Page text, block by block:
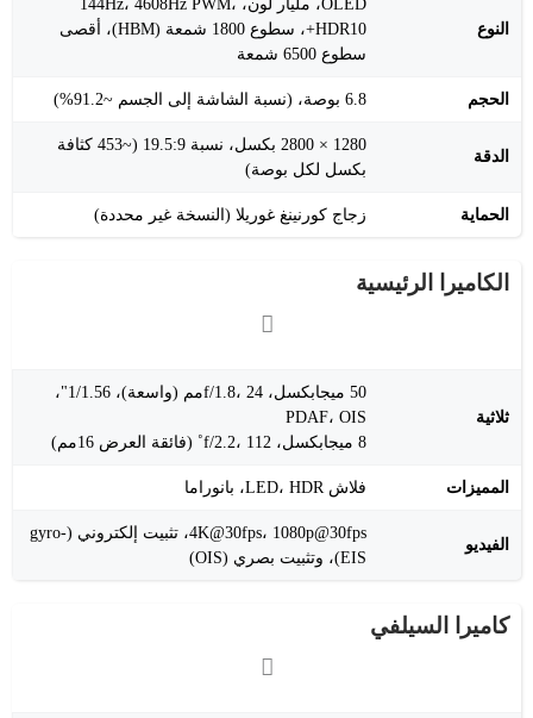
النوع
OLED، مليار لون، 144Hz، 4608Hz PWM،
HDR10+، سطوع 1800 شمعة (HBM)، أقصى
سطوع 6500 شمعة
الحجم 6.8 بوصة، (نسبة الشاشة إلى الجسم ~91.2%)
الدقة
1280 × 2800 بكسل، نسبة 19.5:9 (~453 كثافة
بكسل لكل بوصة)
الحماية زجاج كورنينغ غوريلا (النسخة غير محددة)
الكاميرا الرئيسية
ثلاثية
50 ميجابكسل، f/1.8، 24مم (واسعة)، 1/1.56"،
PDAF، OIS
8 ميجابكسل، f/2.2، 112˚ (فائقة العرض 16مم)
المميزات فلاش LED، HDR، بانوراما
الفيديو
4K@30fps، 1080p@30fps، تثبيت إلكتروني (gyro-
EIS)، وتثبيت بصري (OIS)
كاميرا السيلفي